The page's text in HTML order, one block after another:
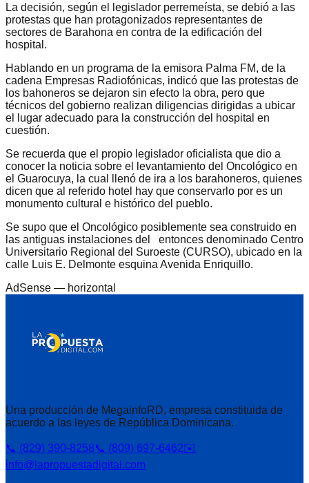
La decisión, según el legislador perremeísta, se debió a las
protestas que han protagonizados representantes de
sectores de Barahona en contra de la edificación del
hospital.
Hablando en un programa de la emisora Palma FM, de la
cadena Empresas Radiofónicas, indicó que las protestas de
los bahoneros se dejaron sin efecto la obra, pero que
técnicos del gobierno realizan diligencias dirigidas a ubicar
el lugar adecuado para la construcción del hospital en
cuestión.
Se recuerda que el propio legislador oficialista que dio a
conocer la noticia sobre el levantamiento del Oncológico en
el Guarocuya, la cual llenó de ira a los barahoneros, quienes
dicen que al referido hotel hay que conservarlo por es un
monumento cultural e histórico del pueblo.
Se supo que el Oncológico posiblemente sea construido en
las antiguas instalaciones del entonces denominado Centro
Universitario Regional del Suroeste (CURSO), ubicado en la
calle Luis E. Delmonte esquina Avenida Enriquillo.
AdSense — horizontal
Una producción de MegainfoRD, empresa constituida de
acuerdo a las leyes de República Dominicana.
📞 (829) 390-8258📞 (809) 697-6462✉️
info@lapropuestadigital.com